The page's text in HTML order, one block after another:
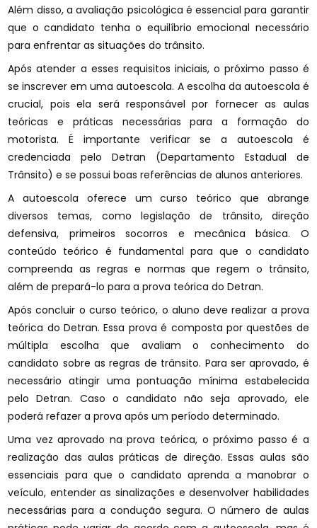
Além disso, a avaliação psicológica é essencial para garantir
que o candidato tenha o equilíbrio emocional necessário
para enfrentar as situações do trânsito.
Após atender a esses requisitos iniciais, o próximo passo é
se inscrever em uma autoescola. A escolha da autoescola é
crucial, pois ela será responsável por fornecer as aulas
teóricas e práticas necessárias para a formação do
motorista. É importante verificar se a autoescola é
credenciada pelo Detran (Departamento Estadual de
Trânsito) e se possui boas referências de alunos anteriores.
A autoescola oferece um curso teórico que abrange
diversos temas, como legislação de trânsito, direção
defensiva, primeiros socorros e mecânica básica. O
conteúdo teórico é fundamental para que o candidato
compreenda as regras e normas que regem o trânsito,
além de prepará-lo para a prova teórica do Detran.
Após concluir o curso teórico, o aluno deve realizar a prova
teórica do Detran. Essa prova é composta por questões de
múltipla escolha que avaliam o conhecimento do
candidato sobre as regras de trânsito. Para ser aprovado, é
necessário atingir uma pontuação mínima estabelecida
pelo Detran. Caso o candidato não seja aprovado, ele
poderá refazer a prova após um período determinado.
Uma vez aprovado na prova teórica, o próximo passo é a
realização das aulas práticas de direção. Essas aulas são
essenciais para que o candidato aprenda a manobrar o
veículo, entender as sinalizações e desenvolver habilidades
necessárias para a condução segura. O número de aulas